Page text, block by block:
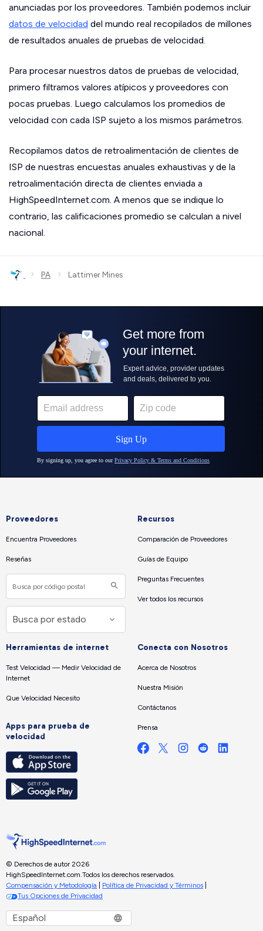
anunciadas por los proveedores. También podemos incluir
datos de velocidad del mundo real recopilados de millones
de resultados anuales de pruebas de velocidad.
Para procesar nuestros datos de pruebas de velocidad,
primero filtramos valores atípicos y proveedores con
pocas pruebas. Luego calculamos los promedios de
velocidad con cada ISP sujeto a los mismos parámetros.
Recopilamos datos de retroalimentación de clientes de
ISP de nuestras encuestas anuales exhaustivas y de la
retroalimentación directa de clientes enviada a
HighSpeedInternet.com. A menos que se indique lo
contrario, las calificaciones promedio se calculan a nivel
nacional.
› PA › Lattimer Mines
Proveedores
Encuentra Proveedores
Reseñas
Recursos
Comparación de Proveedores
Guías de Equipo
Preguntas Frecuentes
Ver todos los recursos
Herramientas de internet
Test Velocidad — Medir Velocidad de
Internet
Que Velocidad Necesito
Apps para prueba de
velocidad
Conecta con Nosotros
Acerca de Nosotros
Nuestra Misión
Contáctanos
Prensa
© Derechos de autor 2026
HighSpeedInternet.com. Todos los derechos reservados.
Compensación y Metodología
Política de Privacidad y Términos
Tus Opciones de Privacidad